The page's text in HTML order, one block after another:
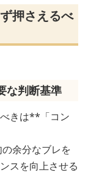
押さえるべ
な判断基準
きは**「コン
余分なブレを
スを向上させる